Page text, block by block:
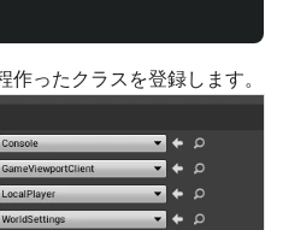
ったクラスを登録します。